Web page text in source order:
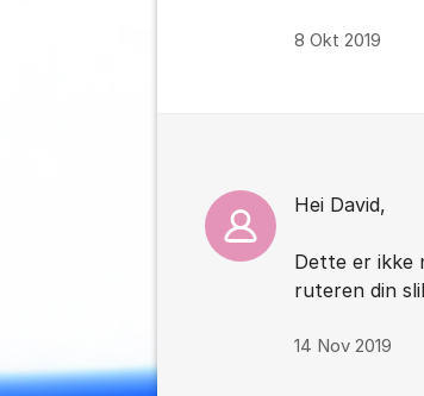
8 Okt 2019
Hei David,
Dette er ikke
ruteren din
14 Nov 2019